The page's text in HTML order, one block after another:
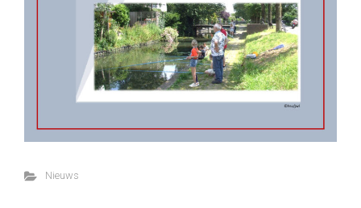
Nieuws